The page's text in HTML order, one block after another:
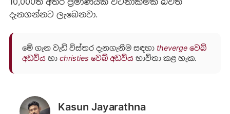
දැනගන්නට ලැබෙනවා.
මේ ගැන වැඩි විස්තර දැනගැනීම සඳහා theverge වෙබ්
අඩවියහා christies වෙබ් අඩවියභාවිතා කළ හැක.
Kasun Jayarathna